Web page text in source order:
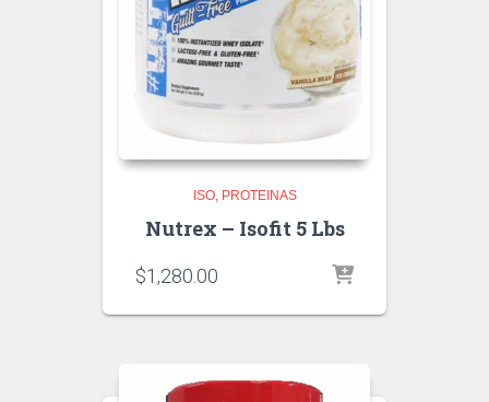
ISO PROTEINAS
Nutrex – Isofit 5 Lbs
$1,280.00